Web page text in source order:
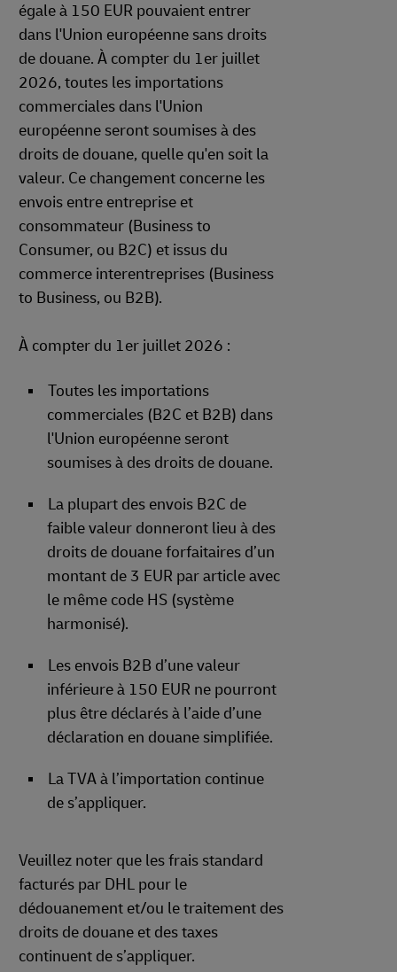
égale à 150 EUR pouvaient entrer
dans l'Union européenne sans droits
de douane. À compter du 1er juillet
2026, toutes les importations
commerciales dans l'Union
européenne seront soumises à des
droits de douane, quelle qu'en soit la
valeur. Ce changement concerne les
envois entre entreprise et
consommateur (Business to
Consumer, ou B2C) et issus du
commerce interentreprises (Business
to Business, ou B2B).
À compter du 1er juillet 2026 :
Toutes les importations
commerciales (B2C et B2B) dans
l'Union européenne seront
soumises à des droits de douane.
La plupart des envois B2C de
faible valeur donneront lieu à des
droits de douane forfaitaires d’un
montant de 3 EUR par article avec
le même code HS (système
harmonisé).
Les envois B2B d’une valeur
inférieure à 150 EUR ne pourront
plus être déclarés à l’aide d’une
déclaration en douane simplifiée.
La TVA à l’importation continue
de s’appliquer.
Veuillez noter que les frais standard
facturés par DHL pour le
dédouanement et/ou le traitement des
droits de douane et des taxes
continuent de s’appliquer.